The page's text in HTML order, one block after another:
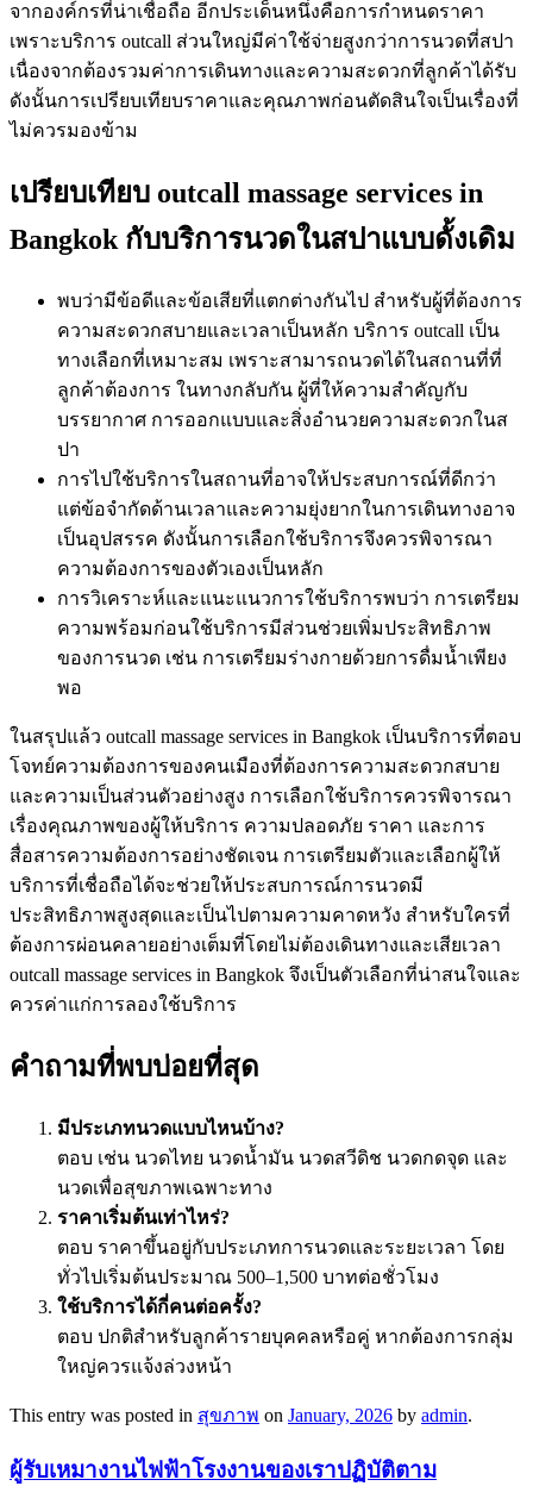
จากองค์กรที่น่าเชื่อถือ อีกประเด็นหนึ่งคือการกำหนดราคา
เพราะบริการ outcall ส่วนใหญ่มีค่าใช้จ่ายสูงกว่าการนวดที่สปา
เนื่องจากต้องรวมค่าการเดินทางและความสะดวกที่ลูกค้าได้รับ
ดังนั้นการเปรียบเทียบราคาและคุณภาพก่อนตัดสินใจเป็นเรื่องที่
ไม่ควรมองข้าม
เปรียบเทียบ outcall massage services in
Bangkok กับบริการนวดในสปาแบบดั้งเดิม
พบว่ามีข้อดีและข้อเสียที่แตกต่างกันไป สำหรับผู้ที่ต้องการ
ความสะดวกสบายและเวลาเป็นหลัก บริการ outcall เป็น
ทางเลือกที่เหมาะสม เพราะสามารถนวดได้ในสถานที่ที่
ลูกค้าต้องการ ในทางกลับกัน ผู้ที่ให้ความสำคัญกับ
บรรยากาศ การออกแบบและสิ่งอำนวยความสะดวกในส
ปา
การไปใช้บริการในสถานที่อาจให้ประสบการณ์ที่ดีกว่า
แต่ข้อจำกัดด้านเวลาและความยุ่งยากในการเดินทางอาจ
เป็นอุปสรรค ดังนั้นการเลือกใช้บริการจึงควรพิจารณา
ความต้องการของตัวเองเป็นหลัก
การวิเคราะห์และแนะแนวการใช้บริการพบว่า การเตรียม
ความพร้อมก่อนใช้บริการมีส่วนช่วยเพิ่มประสิทธิภาพ
ของการนวด เช่น การเตรียมร่างกายด้วยการดื่มน้ำเพียง
พอ
ในสรุปแล้ว outcall massage services in Bangkok เป็นบริการที่ตอบ
โจทย์ความต้องการของคนเมืองที่ต้องการความสะดวกสบาย
และความเป็นส่วนตัวอย่างสูง การเลือกใช้บริการควรพิจารณา
เรื่องคุณภาพของผู้ให้บริการ ความปลอดภัย ราคา และการ
สื่อสารความต้องการอย่างชัดเจน การเตรียมตัวและเลือกผู้ให้
บริการที่เชื่อถือได้จะช่วยให้ประสบการณ์การนวดมี
ประสิทธิภาพสูงสุดและเป็นไปตามความคาดหวัง สำหรับใครที่
ต้องการผ่อนคลายอย่างเต็มที่โดยไม่ต้องเดินทางและเสียเวลา
outcall massage services in Bangkok จึงเป็นตัวเลือกที่น่าสนใจและ
ควรค่าแก่การลองใช้บริการ
คำถามที่พบบ่อยที่สุด
มีประเภทนวดแบบไหนบ้าง?
ตอบ เช่น นวดไทย นวดน้ำมัน นวดสวีดิช นวดกดจุด และ
นวดเพื่อสุขภาพเฉพาะทาง
ราคาเริ่มต้นเท่าไหร่?
ตอบ ราคาขึ้นอยู่กับประเภทการนวดและระยะเวลา โดย
ทั่วไปเริ่มต้นประมาณ 500–1,500 บาทต่อชั่วโมง
ใช้บริการได้กี่คนต่อครั้ง?
ตอบ ปกติสำหรับลูกค้ารายบุคคลหรือคู่ หากต้องการกลุ่ม
ใหญ่ควรแจ้งล่วงหน้า
This entry was posted in สุขภาพ on January, 2026 by admin.
ผู้รับเหมางานไฟฟ้าโรงงานของเราปฏิบัติตาม